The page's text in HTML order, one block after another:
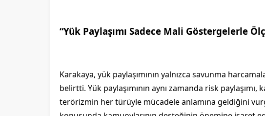
“Yük Paylaşımı Sadece Mali Göstergelerle
Karakaya, yük paylaşımının yalnızca savunma
belirtti. Yük paylaşımının aynı zamanda risk
terörizmin her türüyle mücadele anlamına geldiğini